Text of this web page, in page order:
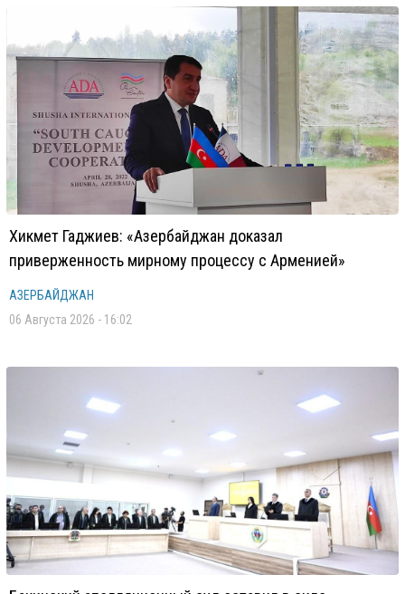
Хикмет Гаджиев: «Азербайджан доказал
приверженность мирному процессу с Арменией»
АЗЕРБАЙДЖАН
06 Августа 2026 - 16:02